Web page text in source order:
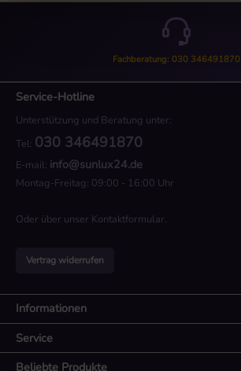
Fachberatung: 030 346491870
Service-Hotline
Unterstützung und Beratung unter:
Tel: 030 346491870
E-mail: info@sunlux24.de
Montag-Freitag: 09:00 - 16:00 Uhr
Oder über unser Kontaktformular.
Vertrag widerrufen
Informationen
Service
Beliebte Produkte